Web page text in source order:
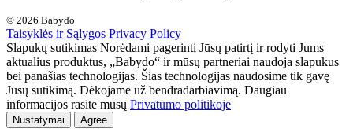
© 2026 Babydo
Taisyklės ir Sąlygos Privacy Policy
Slapukų sutikimas Norėdami pagerinti Jūsų patirtį ir rodyti Jums
aktualius produktus, „Babydo“ ir mūsų partneriai naudoja slapukus
bei panašias technologijas. Šias technologijas naudosime tik gavę
Jūsų sutikimą. Dėkojame už bendradarbiavimą. Daugiau
informacijos rasite mūsų Privatumo politikoje
Nustatymai Agree